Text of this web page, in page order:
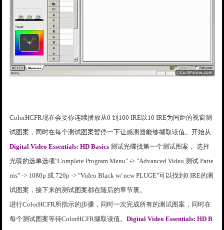
ColorHCFR现在会要你连续播放从0 到100 IRE以10 IRE为间距的视窗测
试图案，同时在每个测试图案暂停一下让感测器能够撷取读值。开始从
Digital Video Essentials: HD Basics 测试光碟找第一个测试图案， 选择
光碟的选单选项"Complete Program Menu" -> "Advanced Video 测试 Patte
rns" -> 1080p 或 720p -> "Video Black w/ new PLUGE"可以找到0 IRE的测
试图案，接下来的测试图案都在随后的章节裏。
进行ColorHCFR所指示的步骤，同时一次完成所有的测试图案，同时在
每个测试图案等待ColorHCFR撷取读值。Digital Video Essentials: HD B